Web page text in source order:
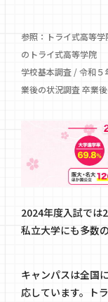
参照： トライ式高等
のトライ式高等学院
学校基本調査 / 令和５
業後の状況調査 卒業
2024年度入試では
私立大学にも多数
キャンパスは全国
応しています。ト